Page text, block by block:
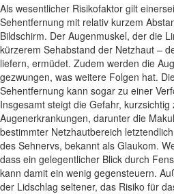
Als wesentlicher Risikofaktor gilt
Sehentfernung mit relativ kurzem
Bildschirm. Der Augenmuskel, der die
kürzerem Sehabstand der Netzhaut –
liefern, ermüdet. Zudem werden die
gezwungen, was weitere Folgen hat.
Sehentfernung kann sogar zu einer
Insgesamt steigt die Gefahr,
Augenerkrankungen, darunter die
bestimmter Netzhautbereich
des Sehnervs, bekannt als Glaukom.
dass ein gelegentlicher Blick durch
kann damit ein wenig gegensteuern.
der Lidschlag seltener, das Risiko für